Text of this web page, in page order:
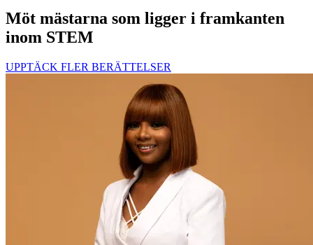
Möt mästarna som ligger i framkanten
inom STEM
UPPTÄCK FLER BERÄTTELSER